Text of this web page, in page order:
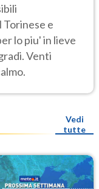
Torinese e
lo piu' in lieve
Venti
Vedi
tutte